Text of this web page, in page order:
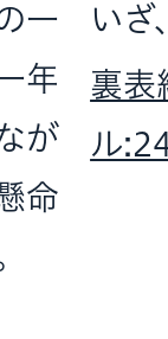
一
年
が
命
いざ
裏表
ル